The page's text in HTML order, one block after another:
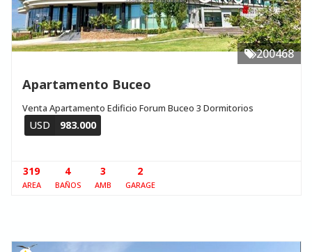
200468
Apartamento Buceo
Venta Apartamento Edificio Forum Buceo 3 Dormitorios
USD 983.000
319
AREA
4
BAÑOS
3
AMB
2
GARAGE